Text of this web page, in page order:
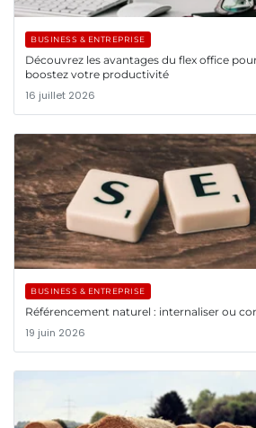
BUSINESS & ENTREPRISE
Découvrez les avantages du flex office
boostez votre productivité
16 juillet 2026
BUSINESS & ENTREPRISE
Référencement naturel : internaliser ou
19 juin 2026